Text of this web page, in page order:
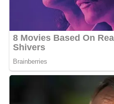
La situation inquiète
dérouleraient à proximité
scolaire et d’un terrain
enfants et des
cette cohabitation entre
de mineurs et insalubrité